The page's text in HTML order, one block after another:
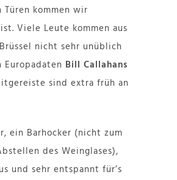
kommen wir
Viele Leute kommen aus
nicht sehr unüblich
Bill Callahans
sind extra früh an
ein Barhocker (nicht zum
des Weinglases),
und sehr entspannt für’s